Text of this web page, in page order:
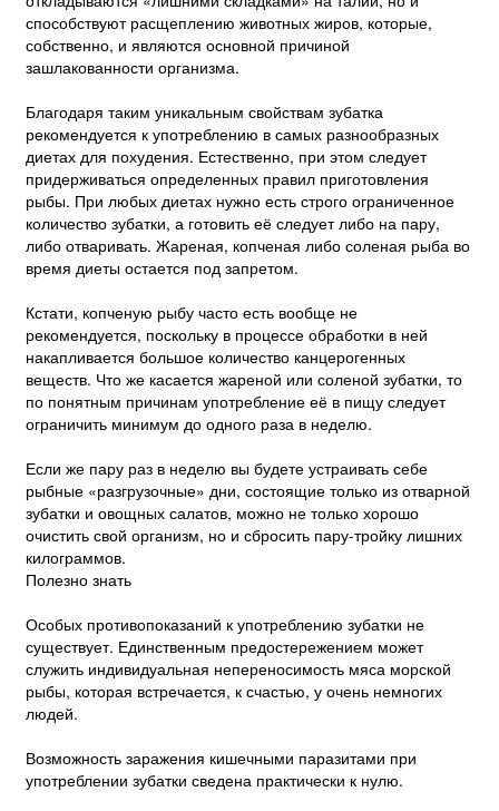
способствуют расщеплению животных жиров, которые,
собственно, и являются основной причиной
зашлакованности организма.
Благодаря таким уникальным свойствам зубатка
рекомендуется к употреблению в самых разнообразных
диетах для похудения. Естественно, при этом следует
придерживаться определенных правил приготовления
рыбы. При любых диетах нужно есть строго ограниченное
количество зубатки, а готовить её следует либо на пару,
либо отваривать. Жареная, копченая либо соленая рыба во
время диеты остается под запретом.
Кстати, копченую рыбу часто есть вообще не
рекомендуется, поскольку в процессе обработки в ней
накапливается большое количество канцерогенных
веществ. Что же касается жареной или соленой зубатки, то
по понятным причинам употребление её в пищу следует
ограничить минимум до одного раза в неделю.
Если же пару раз в неделю вы будете устраивать себе
рыбные «разгрузочные» дни, состоящие только из отварной
зубатки и овощных салатов, можно не только хорошо
очистить свой организм, но и сбросить пару-тройку лишних
килограммов.
Полезно знать
Особых противопоказаний к употреблению зубатки не
существует. Единственным предостережением может
служить индивидуальная непереносимость мяса морской
рыбы, которая встречается, к счастью, у очень немногих
людей.
Возможность заражения кишечными паразитами при
употреблении зубатки сведена практически к нулю.